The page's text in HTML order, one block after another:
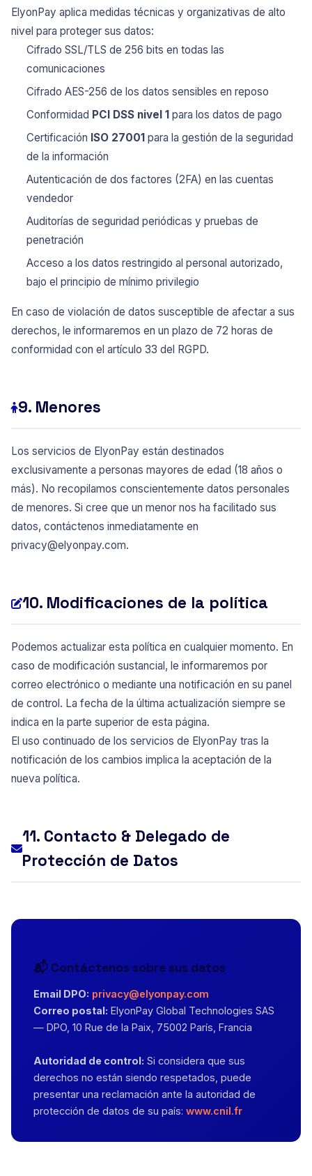
ElyonPay aplica medidas técnicas y organizativas de alto
nivel para proteger sus datos:
Cifrado SSL/TLS de 256 bits en todas las
comunicaciones
Cifrado AES-256 de los datos sensibles en reposo
Conformidad PCI DSS nivel 1 para los datos de pago
Certificación ISO 27001 para la gestión de la seguridad
de la información
Autenticación de dos factores (2FA) en las cuentas
vendedor
Auditorías de seguridad periódicas y pruebas de
penetración
Acceso a los datos restringido al personal autorizado,
bajo el principio de mínimo privilegio
En caso de violación de datos susceptible de afectar a sus
derechos, le informaremos en un plazo de 72 horas de
conformidad con el artículo 33 del RGPD.
9. Menores
Los servicios de ElyonPay están destinados
exclusivamente a personas mayores de edad (18 años o
más). No recopilamos conscientemente datos personales
de menores. Si cree que un menor nos ha facilitado sus
datos, contáctenos inmediatamente en
privacy@elyonpay.com.
10. Modificaciones de la política
Podemos actualizar esta política en cualquier momento. En
caso de modificación sustancial, le informaremos por
correo electrónico o mediante una notificación en su panel
de control. La fecha de la última actualización siempre se
indica en la parte superior de esta página.
El uso continuado de los servicios de ElyonPay tras la
notificación de los cambios implica la aceptación de la
nueva política.
11. Contacto & Delegado de
Protección de Datos
📬 Contáctenos sobre sus datos
Email DPO: privacy@elyonpay.com
Correo postal: ElyonPay Global Technologies SAS
— DPO, 10 Rue de la Paix, 75002 París, Francia
Autoridad de control: Si considera que sus
derechos no están siendo respetados, puede
presentar una reclamación ante la autoridad de
protección de datos de su país: www.cnil.fr